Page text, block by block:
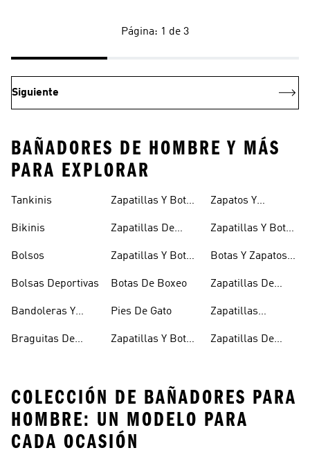
Página: 1 de 3
Siguiente
BAÑADORES DE HOMBRE Y MÁS
PARA EXPLORAR
Tankinis
Bikinis
Bolsos
Bolsas Deportivas
Bandoleras Y
Hombro
Braguitas De
Zapatillas Y Botas
Zapatillas De
Zapatillas Y Botas
Botas De Boxeo
Pies De Gato
Zapatillas Y Botas
Zapatos Y
Doradas
Zapatillas Y Botas
Botas Y Zapatos
Zapatillas De
Zapatillas
Zapatillas De
COLECCIÓN DE BAÑADORES PARA
HOMBRE: UN MODELO PARA
CADA OCASIÓN